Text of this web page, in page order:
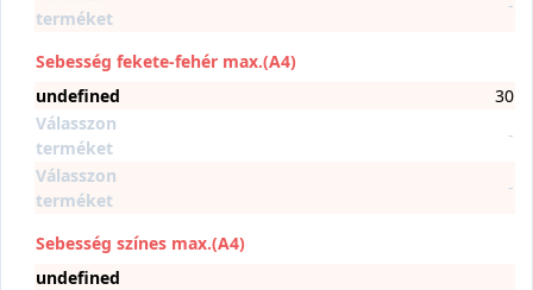
terméket
-
Sebesség fekete-fehér max.(A4)
undefined
30
Válasszon
terméket
-
Válasszon
terméket
-
Sebesség színes max.(A4)
undefined